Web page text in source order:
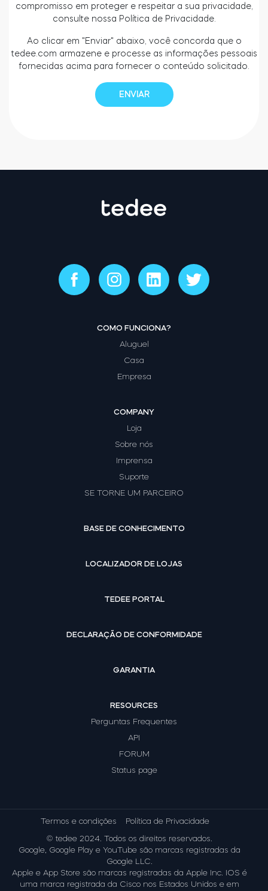
compromisso em proteger e respeitar a sua privacidade,
consulte nossa Política de Privacidade.
Ao clicar em "Enviar" abaixo, você concorda que o
tedee.com armazene e processe as informações pessoais
fornecidas acima para fornecer o conteúdo solicitado.
COMO FUNCIONA?
Aluguel
Casa
Empresa
COMPANY
Loja
Sobre nós
Imprensa
Suporte
SE TORNE UM PARCEIRO
BASE DE CONHECIMENTO
LOCALIZADOR DE LOJAS
TEDEE PORTAL
DECLARAÇÃO DE CONFORMIDADE
GARANTIA
RESOURCES
Perguntas Frequentes
API
FORUM
Status page
Termos e condições Política de Privacidade
© tedee 2024. Todos os direitos reservados.
Google, Google Play e YouTube são marcas registradas da
Google LLC.
Apple e App Store são marcas registradas da Apple Inc. IOS é
uma marca registrada da Cisco nos Estados Unidos e em